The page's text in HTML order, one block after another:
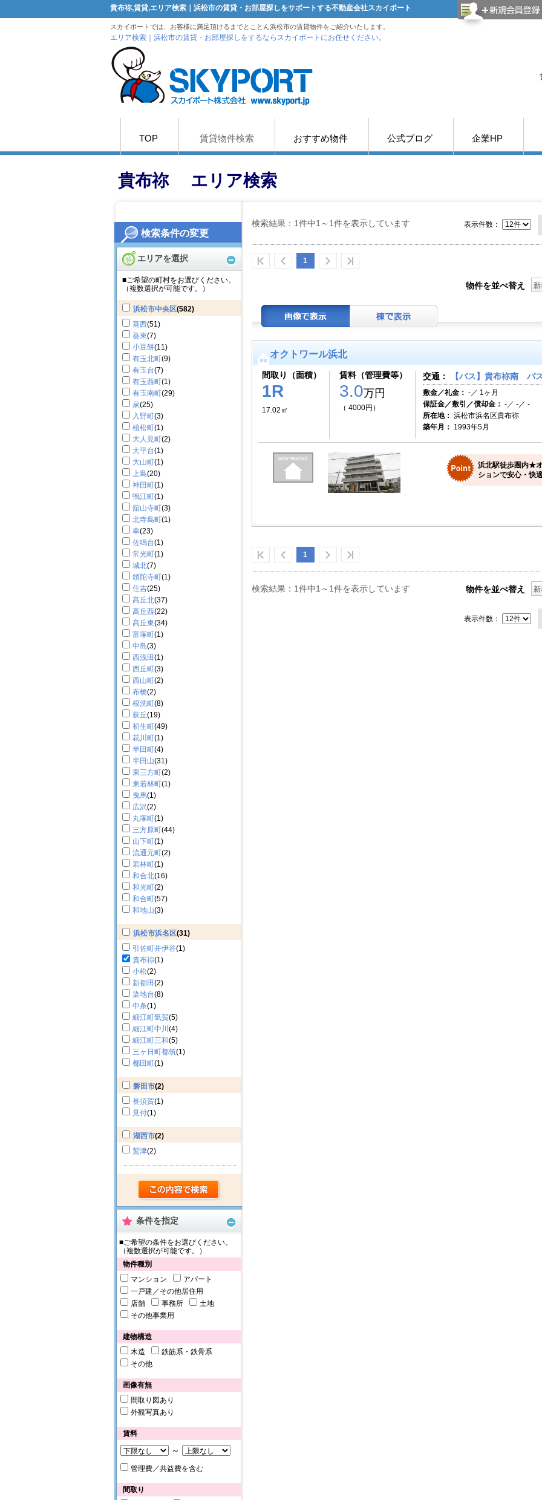
検索条件の変更
エリアを選択
■ご希望の町村をお選びください。
（複数選択が可能です。）
浜松市中央区(582)
葵西(51)
葵東(7)
小豆餅(11)
有玉北町(9)
有玉台(7)
有玉西町(1)
有玉南町(29)
泉(25)
入野町(3)
植松町(1)
大人見町(2)
大平台(1)
大山町(1)
上島(20)
神田町(1)
鴨江町(1)
舘山寺町(3)
北寺島町(1)
幸(23)
佐鳴台(1)
常光町(1)
城北(7)
頭陀寺町(1)
住吉(25)
高丘北(37)
高丘西(22)
高丘東(34)
富塚町(1)
中島(3)
西浅田(1)
西丘町(3)
西山町(2)
布橋(2)
根洗町(8)
萩丘(19)
初生町(49)
花川町(1)
半田町(4)
半田山(31)
東三方町(2)
東若林町(1)
曳馬(1)
広沢(2)
丸塚町(1)
三方原町(44)
山下町(1)
流通元町(2)
若林町(1)
和合北(16)
和光町(2)
和合町(57)
和地山(3)
浜松市浜名区(31)
引佐町井伊谷(1)
貴布祢(1)
小松(2)
新都田(2)
染地台(8)
中条(1)
細江町気賀(5)
細江町中川 (4)
細江町三和(5)
三ヶ日町都筑(1)
都田町(1)
磐田市(2)
長須賀(1)
見付(1)
湖西市(2)
鷲津(2)
条件を指定
■ご希望の条件をお選びください。
（複数選択が可能です。）
物件種別
マンション
アパート
一戸建／その他居住用
店舗
事務所
土地
その他事業用
建物構造
木造
鉄筋系・鉄骨系
その他
画像有無
間取り図あり
外観写真あり
賃料
～
管理費／共益費を含む
間取り
貴布祢,賃貸,エリア検索｜浜松市の賃貸・お部屋探しをサポートする不動産会社スカイポート
スカイポートでは、お客様に満足頂けるまでとことん浜松市の賃貸物件をご紹介いたします。
エリア検索｜浜松市の賃貸・お部屋探しをするならスカイポートにお任せください。
TOP 賃貸物件検索 おすすめ物件 公式ブログ 企業HP
貴布祢 エリア検索
検索結果：1件中1～1件を表示しています
1
表示件数：
物件を並べ替え
オクトワール浜北
間取り（面積）
1R
17.02㎡
賃料（管理費等）
3.0万円
（ 4000円）
交通： 【バス】貴布祢南 バ
敷金／礼金： -／ 1ヶ月
保証金／敷引／償却金： -／ -／ -
所在地： 浜松市浜名区貴布祢
築年月： 1993年5月
浜北駅徒歩圏内★
ションで安心・快
物件を並べ替え
1
表示件数：
検索結果：1件中1～1件を表示しています